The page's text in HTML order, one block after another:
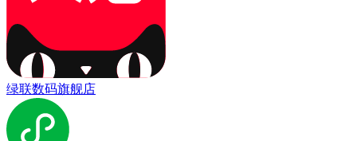
绿联数码旗舰店